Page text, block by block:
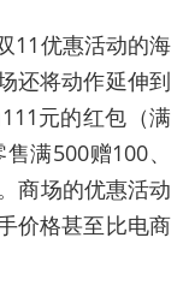
11优惠活动的海
还将动作延伸到
元的红包（满
满500赠100、
商场的优惠活动
价格甚至比电商